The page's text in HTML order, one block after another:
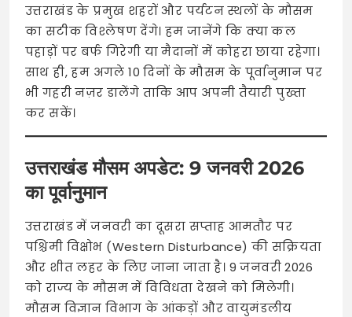
उत्तराखंड के प्रमुख शहरों और पर्यटन स्थलों के मौसम
का सटीक विश्लेषण देंगे। हम जानेंगे कि क्या कल
पहाड़ों पर बर्फ गिरेगी या मैदानों में कोहरा छाया रहेगा।
साथ ही, हम अगले 10 दिनों के मौसम के पूर्वानुमान पर
भी गहरी नज़र डालेंगे ताकि आप अपनी तैयारी पुख्ता
कर सकें।
उत्तराखंड मौसम अपडेट: 9 जनवरी 2026
का पूर्वानुमान
उत्तराखंड में जनवरी का दूसरा सप्ताह आमतौर पर
पश्चिमी विक्षोभ (Western Disturbance) की सक्रियता
और शीत लहर के लिए जाना जाता है। 9 जनवरी 2026
को राज्य के मौसम में विविधता देखने को मिलेगी।
मौसम विज्ञान विभाग के आंकड़ों और वायुमंडलीय